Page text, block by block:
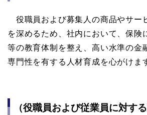
役職員および募集人の商品やサー
を深めるため、社内において、保険
等の教育体制を整え、高い水準の金
専門性を有する人材育成を心がけま
（役職員および従業員に対す